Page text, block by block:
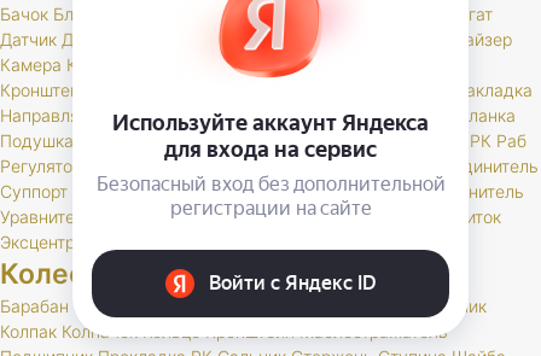
Бачок Блок Вал Вилка Винт
Гидроагрегат
Датчик Держатель Жгут Жидкость
Иммобилайзер
Камера Клапан Колодка Колодки
Кронштейн
Накладка
Направляющая Обойма Опора Опорный Паста Педаль
Планка
Подушка
Привод Проставка Пружина РК Раб
Регулятор
Рычаг Сектор Сигнальное
Соединитель
Суппорт
Тормоз Тормоза Тройник Трос Трубка Тяга Удлинитель
Уравнитель
Чехол Шайба Шланг Штуцер
Щиток
Эксцентрик
Колеса и шины
Барабан Брызговик
Золотник
Колпак Колпачок
Маслоотражатель